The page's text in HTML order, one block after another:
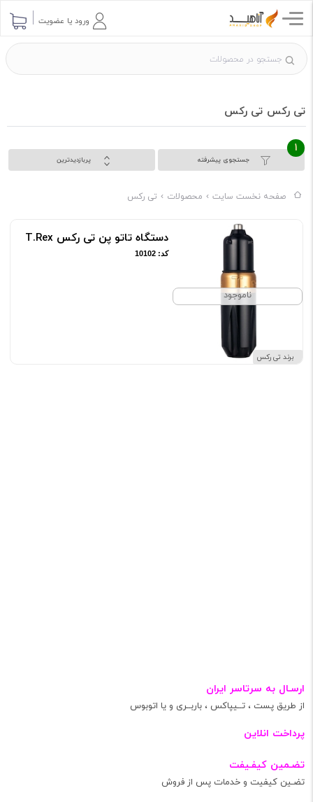
ورود یا عضویت
تی رکس تی رکس
جستجوی پیشرفته
1
پربازدیدترین
صفحه نخست سایت محصولات تی رکس
ناموجود
برند تی رکس
دستگاه تاتو پن تی رکس T.Rex
کد: 10102
ارسـال به سرتاسر ایران
از طریق پست ، تــیپاکس ، باربــری و یا اتوبوس
پرداخت انلاین
تضـمین کیفـیفت
تضـین کیفیت و خدمات پس از فروش